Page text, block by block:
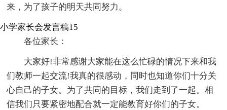
来，为了孩子的明天共同努力。
小学家长会发言稿15
各位家长：
大家好!非常感谢大家能在这么忙碌的情况下来和我
们教师一起交流!我真的很感动，同时也知道你们十分关
心自己的子女。为了共同的目标，我们走到了一起。相
信我们只要紧密地配合就一定能教育好你们的子女。